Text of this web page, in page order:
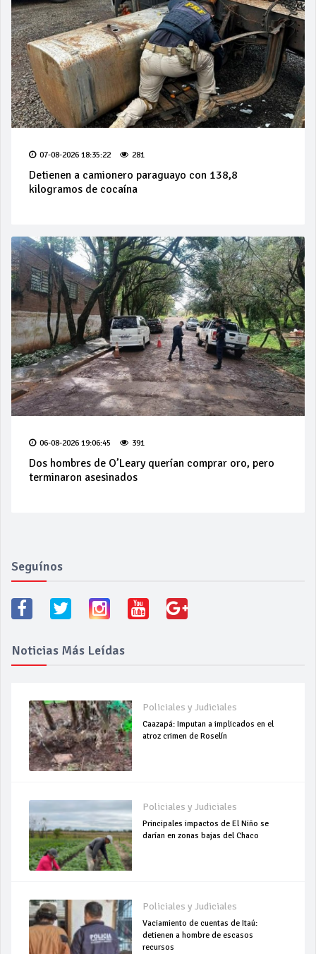
07-08-2026 18:35:22 281
Detienen a camionero paraguayo con 138,8
kilogramos de cocaína
06-08-2026 19:06:45 391
Dos hombres de O’Leary querían comprar oro, pero
terminaron asesinados
Seguínos
Noticias Más Leídas
Policiales y Judiciales
Caazapá: Imputan a implicados en el
atroz crimen de Roselín
Policiales y Judiciales
Principales impactos de El Niño se
darían en zonas bajas del Chaco
Policiales y Judiciales
Vaciamiento de cuentas de Itaú:
detienen a hombre de escasos
recursos